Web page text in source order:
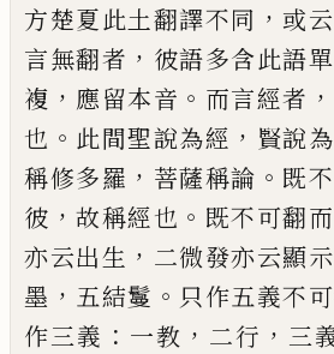
方楚夏此土翻譯不同 ， 或
言無翻者 ， 彼語多含此語單
複 ， 應留本音 。 而言經者 ，
也 。 此間聖說為經 ， 賢說
稱修多羅 ， 菩薩稱論 。 既
彼 ，故稱經也 。 既不可翻
亦云出生 ， 二微發亦云顯示
墨 ， 五結鬘 。 只作五義不
作三義 ： 一教 ， 二行 ， 三